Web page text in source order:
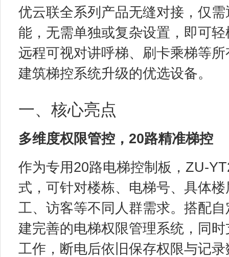
优云联全系列产品无缝对接，仅
能，无需单独或复杂设置，即可
远程可视对讲呼梯、刷卡乘梯等
建筑梯控系统升级的优选设备。
一、核心亮点
多维度权限管控，20路精准梯控
作为专用20路电梯控制板，ZU-
式，可针对楼栋、电梯号、具体
工、访客等不同人群需求。搭配
建完善的电梯权限管理系统，同
工作，断电后依旧保存权限与记